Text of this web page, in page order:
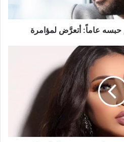
عاماً: أتعرَّض لمؤامرة